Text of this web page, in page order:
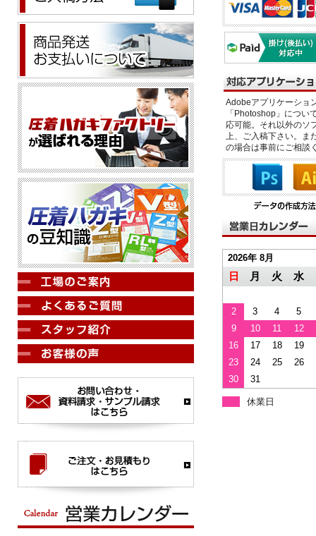
Adobeアプリケーショ
「Photoshop」につい
応可能。それ以外のソ
上、ご入稿下さい。ま
の場合は事前にご相談
2026年 8月
日 月 火 水
2 3 4
5
9
10 11
12
16
17 18
19
23
24 25
26
30
31
休業日